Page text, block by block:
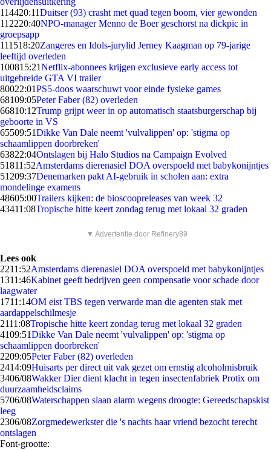
114420:11Duitser (93) crasht met quad tegen boom, vier gewonden
112220:40NPO-manager Menno de Boer geschorst na dickpic in
groepsapp
111518:20Zangeres en Idols-jurylid Jerney Kaagman op 79-jarige
leeftijd overleden
100815:21Netflix-abonnees krijgen exclusieve early access tot
uitgebreide GTA VI trailer
80022:01PS5-doos waarschuwt voor einde fysieke games
68109:05Peter Faber (82) overleden
66810:12Trump grijpt weer in op automatisch staatsburgerschap bij
geboorte in VS
65509:51Dikke Van Dale neemt 'vulvalippen' op: 'stigma op
schaamlippen doorbreken'
63822:04Ontslagen bij Halo Studios na Campaign Evolved
51811:52Amsterdams dierenasiel DOA overspoeld met babykonijntjes
51209:37Denemarken pakt AI-gebruik in scholen aan: extra
mondelinge examens
48605:00Trailers kijken: de bioscoopreleases van week 32
43411:08Tropische hitte keert zondag terug met lokaal 32 graden
▼ Advertentie door Refinery89
Lees ook
2211:52Amsterdams dierenasiel DOA overspoeld met babykonijntjes
1311:46Kabinet geeft bedrijven geen compensatie voor schade door
laagwater
1711:14OM eist TBS tegen verwarde man die agenten stak met
aardappelschilmesje
2111:08Tropische hitte keert zondag terug met lokaal 32 graden
4109:51Dikke Van Dale neemt 'vulvalippen' op: 'stigma op
schaamlippen doorbreken'
2209:05Peter Faber (82) overleden
2414:09Huisarts per direct uit vak gezet om ernstig alcoholmisbruik
3406/08Wakker Dier dient klacht in tegen insectenfabriek Protix om
duurzaamheidsclaims
5706/08Waterschappen slaan alarm wegens droogte: Gereedschapskist
leeg
2306/08Zorgmedewerkster die 's nachts haar vriend bezocht terecht
ontslagen
Font-grootte: